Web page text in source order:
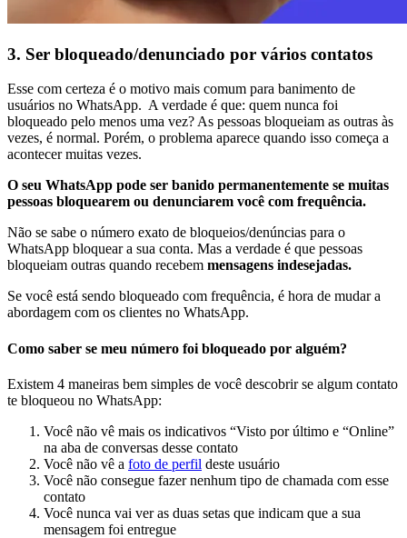
3. Ser bloqueado/denunciado por vários contatos
Esse com certeza é o motivo mais comum para banimento de
usuários no WhatsApp. A verdade é que: quem nunca foi
bloqueado pelo menos uma vez? As pessoas bloqueiam as outras às
vezes, é normal. Porém, o problema aparece quando isso começa a
acontecer muitas vezes.
O seu WhatsApp pode ser banido permanentemente se muitas
pessoas bloquearem ou denunciarem você com frequência.
Não se sabe o número exato de bloqueios/denúncias para o
WhatsApp bloquear a sua conta. Mas a verdade é que pessoas
bloqueiam outras quando recebem mensagens indesejadas.
Se você está sendo bloqueado com frequência, é hora de mudar a
abordagem com os clientes no WhatsApp.
Como saber se meu número foi bloqueado por alguém?
Existem 4 maneiras bem simples de você descobrir se algum contato
te bloqueou no WhatsApp:
Você não vê mais os indicativos “Visto por último e “Online”
na aba de conversas desse contato
Você não vê a foto de perfil deste usuário
Você não consegue fazer nenhum tipo de chamada com esse
contato
Você nunca vai ver as duas setas que indicam que a sua
mensagem foi entregue